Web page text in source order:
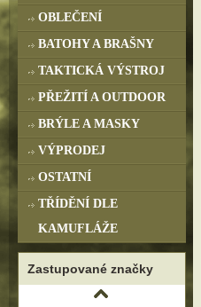
OBLEČENÍ
BATOHY A BRAŠNY
TAKTICKÁ VÝSTROJ
PŘEŽITÍ A OUTDOOR
BRÝLE A MASKY
VÝPRODEJ
OSTATNÍ
TŘÍDĚNÍ DLE
KAMUFLÁŽE
Zastupované značky